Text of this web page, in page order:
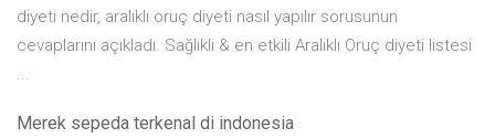
diyeti nedir, aralıklı oruç diyeti nasıl yapılır sorusunun
cevaplarını açıkladı. Sağlıklı & en etkili Aralıklı Oruç diyeti listesi
...
Merek sepeda terkenal di indonesia